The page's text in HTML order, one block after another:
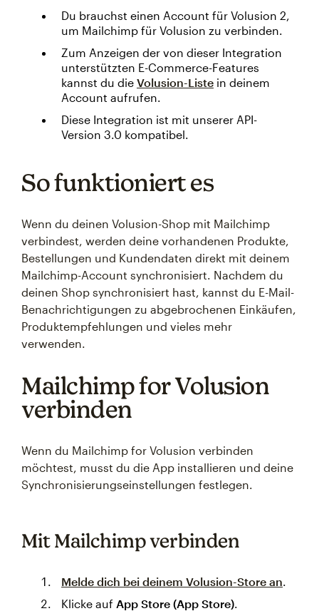
Du brauchst einen Account für Volusion 2,
um Mailchimp für Volusion zu verbinden.
Zum Anzeigen der von dieser Integration
unterstützten E-Commerce-Features
kannst du die Volusion-Liste in deinem
Account aufrufen.
Diese Integration ist mit unserer API-
Version 3.0 kompatibel.
So funktioniert es
Wenn du deinen Volusion-Shop mit Mailchimp
verbindest, werden deine vorhandenen Produkte,
Bestellungen und Kundendaten direkt mit deinem
Mailchimp-Account synchronisiert. Nachdem du
deinen Shop synchronisiert hast, kannst du E-Mail-
Benachrichtigungen zu abgebrochenen Einkäufen,
Produktempfehlungen und vieles mehr
verwenden.
Mailchimp for Volusion
verbinden
Wenn du Mailchimp for Volusion verbinden
möchtest, musst du die App installieren und deine
Synchronisierungseinstellungen festlegen.
Mit Mailchimp verbinden
Melde dich bei deinem Volusion-Store an.
Klicke auf App Store (App Store).